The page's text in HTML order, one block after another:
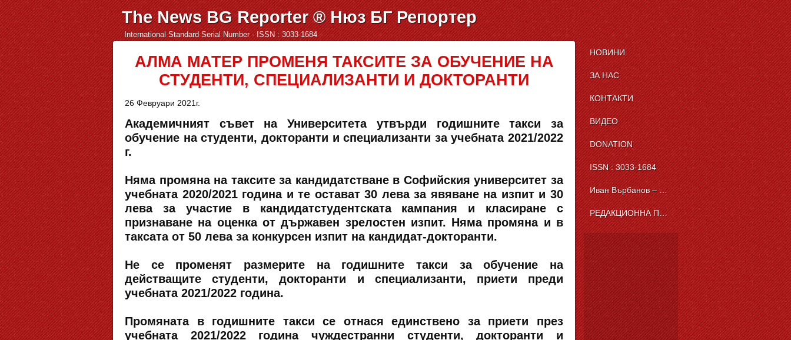
International Standard Serial Number - ISSN : 3033-1684
The News BG Reporter ® Нюз БГ Репортер
АЛМА МАТЕР ПРОМЕНЯ ТАКСИТЕ ЗА ОБУЧЕНИЕ НА
СТУДЕНТИ, СПЕЦИАЛИЗАНТИ И ДОКТОРАНТИ
26 Февруари 2021г.
Академичният съвет на Университета утвърди годишните такси за
обучение на студенти, докторанти и специализанти за учебната 2021/2022
г.
Няма промяна на таксите за кандидатстване в Софийския университет за
учебната 2020/2021 година и те остават 30 лева за явяване на изпит и 30
лева за участие в кандидатстудентската кампания и класиране с
признаване на оценка от държавен зрелостен изпит. Няма промяна и в
таксата от 50 лева за конкурсен изпит на кандидат-докторанти.
Не се променят размерите на годишните такси за обучение на
действащите студенти, докторанти и специализанти, приети преди
учебната 2021/2022 година.
Промяната в годишните такси се отнася единствено за приети през
учебната 2021/2022 година чуждестранни студенти, докторанти и
НОВИНИ
ЗА НАС
КОНТАКТИ
ВИДЕО
DONATION
ISSN : 3033-1684
Иван Върбанов – журналист | The News BG Reporter
РЕДАКЦИОННА ПОЛИТИКА НА THE NEWS BG REPORTER